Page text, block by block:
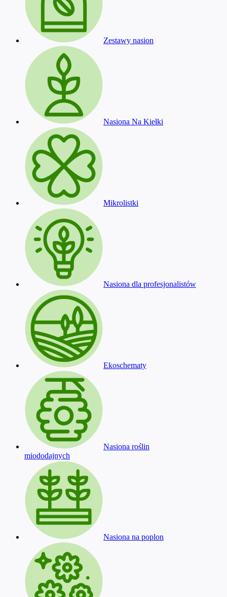
Zestawy nasion
Nasiona Na Kiełki
Mikrolistki
Nasiona dla profesjonalistów
Ekoschematy
Nasiona roślin
miododajnych
Nasiona na poplon